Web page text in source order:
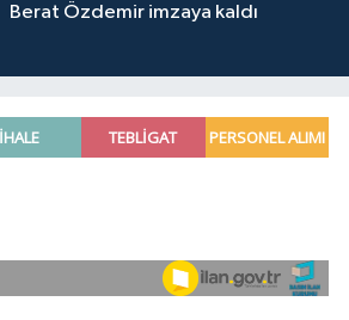
Berat Özdemir imzaya kaldı